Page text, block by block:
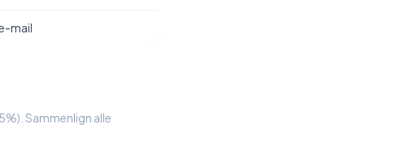
mail
Sammenlign alle